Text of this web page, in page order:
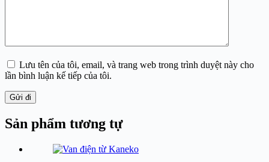
Lưu tên của tôi, email, và trang web trong trình duyệt này cho
lần bình luận kế tiếp của tôi.
Gửi đi
Sản phẩm tương tự